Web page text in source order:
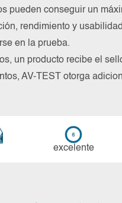
pueden conseguir un
rendimiento y
en la prueba.
un producto recibe el
AV-TEST otorga
ex­ce­len­te